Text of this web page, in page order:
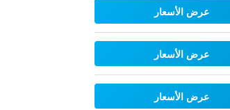
عرض الأسعار
عرض الأسعار
عرض الأسعار